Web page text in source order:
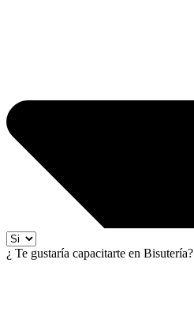
¿ Te gustaría capacitarte en Bisutería?